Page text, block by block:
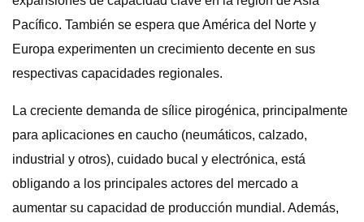
Pacífico. También se espera que América del Norte y
Europa experimenten un crecimiento decente en sus
respectivas capacidades regionales.
La creciente demanda de sílice pirogénica, principalmente
para aplicaciones en caucho (neumáticos, calzado,
industrial y otros), cuidado bucal y electrónica, está
obligando a los principales actores del mercado a
aumentar su capacidad de producción mundial. Además,